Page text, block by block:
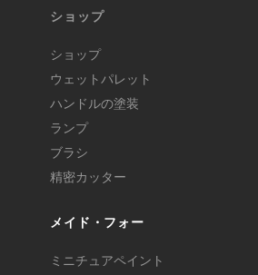
ショップ
ショップ
ウェットパレット
ハンドルの塗装
ランプ
ブラシ
精密カッター
メイド・フォー
ミニチュアペイント